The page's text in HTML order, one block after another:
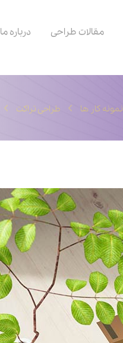
مقالات طراحی درباره ما
نمونه کار ها طراحی تراکت